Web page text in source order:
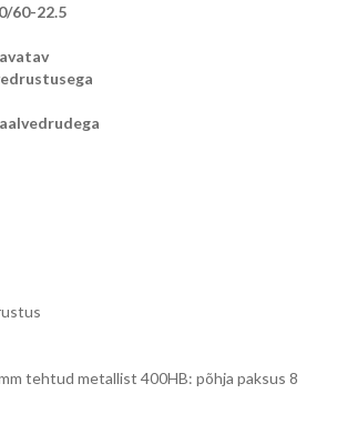
60-22.5
tehtud metallist 400HB: põhja paksus 8